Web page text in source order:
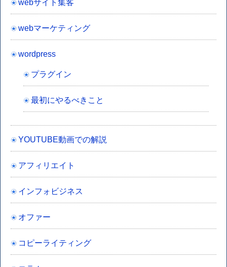
webサイト集客
webマーケティング
wordpress
プラグイン
最初にやるべきこと
YOUTUBE動画での解説
アフィリエイト
インフォビジネス
オファー
コピーライティング